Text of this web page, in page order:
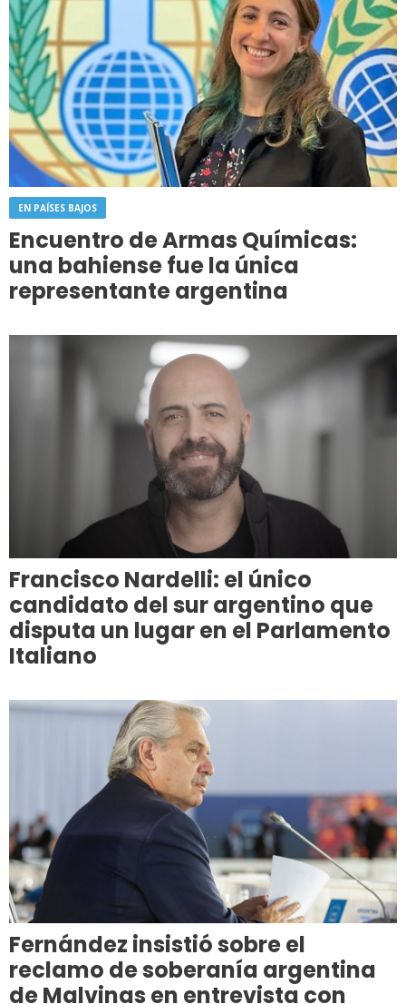
EN PAÍSES BAJOS
Encuentro de Armas Químicas:
una bahiense fue la única
representante argentina
Francisco Nardelli: el único
candidato del sur argentino que
disputa un lugar en el Parlamento
Italiano
Fernández insistió sobre el
reclamo de soberanía argentina
de Malvinas en entrevista con